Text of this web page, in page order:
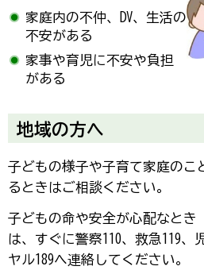
家庭内の不仲、DV、生活の
不安がある
家事や育児に不安や負担
がある
地域の方へ
子どもの様子や子育て家庭のこ
るときはご相談ください。
子どもの命や安全が心配なとき
は、すぐに警察110、救急119、
ヤル189へ連絡してください。